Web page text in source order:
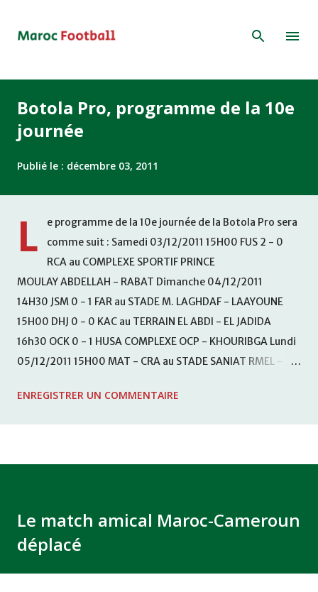
Botola Pro, programme de la 10e
journée
Publié le : décembre 03, 2011
L
e programme de la 10e journée de la Botola Pro sera
comme suit : Samedi 03/12/2011 15H00 FUS 2 - 0
RCA au COMPLEXE SPORTIF PRINCE
MOULAY ABDELLAH - RABAT Dimanche 04/12/2011
14H30 JSM 0 - 1 FAR au STADE M. LAGHDAF - LAAYOUNE
15H00 DHJ 0 - 0 KAC au TERRAIN EL ABDI - EL JADIDA
16h30 OCK 0 - 1 HUSA COMPLEXE OCP - KHOURIBGA Lundi
05/12/2011 15H00 MAT - CRA au STADE SANIAT RMEL -
KHEMISET Mardi 06/12/2011 15H00 WAF - OCS au
ENREGISTRER UN COMMENTAIRE
Le match amical Maroc-Cameroun
déplacé